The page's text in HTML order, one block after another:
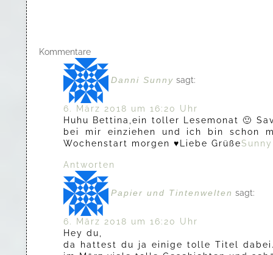
Kommentare
Danni Sunny sagt:
6. März 2018 um 16:20 Uhr
Huhu Bettina,ein toller Lesemonat 🙂
bei mir einziehen und ich bin schon
Wochenstart morgen ♥Liebe GrüßeSunny
Antworten
Papier und Tintenwelten sagt:
6. März 2018 um 16:20 Uhr
Hey du,
da hattest du ja einige tolle Titel